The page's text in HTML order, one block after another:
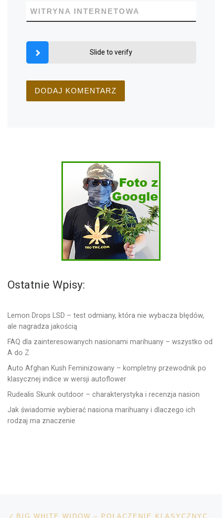
WITRYNA INTERNETOWA
Slide to verify
Ostatnie Wpisy:
Lemon Drops LSD – test odmiany, która nie wybacza błędów,
ale nagradza jakością
FAQ dla zainteresowanych nasionami marihuany – wszystko od
A do Z
Auto Afghan Kush Feminizowany – kompletny przewodnik po
klasycznej indice w wersji autoflower
Rudealis Skunk outdoor – charakterystyka i recenzja nasion
Jak świadomie wybierać nasiona marihuany i dlaczego ich
rodzaj ma znaczenie
Nawigacja wpisu